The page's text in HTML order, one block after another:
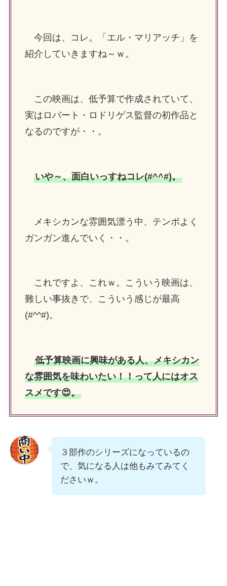
今回は、コレ。「エル・マリアッチ」を
紹介していきますね～ｗ。
この映画は、低予算で作成されていて、
実はロバート・ロドリゲス監督の初作品と
なるのですが・・。
いや～、面白いっすねコレ(#^^#)。
メキシカンな雰囲気漂う中、テンポよく
ガンガン進んでいく・・。
これですよ、これｗ。こういう映画は、
難しい事抜きで、こういう感じが最高
(#^^#)。
低予算映画に興味がある人、メキシカン
な雰囲気を味わいたい！！って人にはオス
スメです😍。
３部作のシリーズになっているの
で、気になる人は他もみてみてく
ださいｗ。